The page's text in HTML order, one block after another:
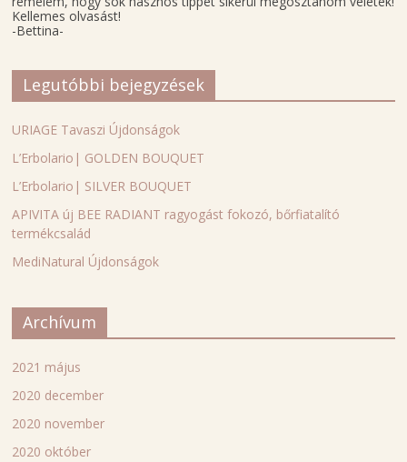
Kellemes olvasást!
-Bettina-
Legutóbbi bejegyzések
URIAGE Tavaszi Újdonságok
L’Erbolario| GOLDEN BOUQUET
L’Erbolario| SILVER BOUQUET
APIVITA új BEE RADIANT ragyogást fokozó, bőrfiatalító
termékcsalád
MediNatural Újdonságok
Archívum
2021 május
2020 december
2020 november
2020 október